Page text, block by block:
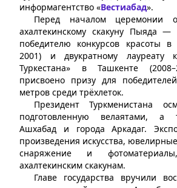
информагентство «Вестиабад».
Перед началом церемонии
ахалтекинскому скакуну Пыяда —
победителю конкурсов красоты
2001) и двукратному лауреату
Туркестана» в Ташкенте
присвоено призу для
метров среди трёхлеток.
Президент Туркменистана
подготовленную велаятами, а
Ашхабад и города Аркадаг.
произведения искусства,
снаряжение и
ахалтекинским скакунам.
Главе государства вручили